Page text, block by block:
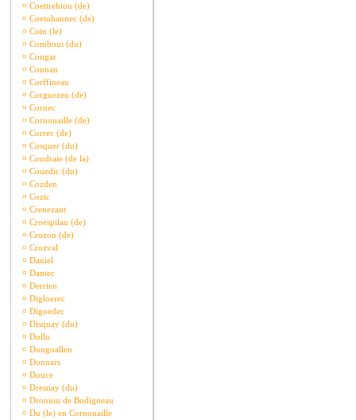
¤ Coettrehiou (de)
¤ Coetuhannec (de)
¤ Coin (le)
¤ Combout (du)
¤ Congar
¤ Connan
¤ Corffineau
¤ Corguezen (de)
¤ Cornec
¤ Cornouaille (de)
¤ Correc (de)
¤ Cosquer (du)
¤ Coudraie (de la)
¤ Couedic (du)
¤ Cozden
¤ Cozic
¤ Crenezant
¤ Croespilau (de)
¤ Crozon (de)
¤ Crozval
¤ Daniel
¤ Dantec
¤ Derrien
¤ Digloerec
¤ Digoedec
¤ Disquay (du)
¤ Dollo
¤ Dongoallen
¤ Donnars
¤ Douce
¤ Dresnay (du)
¤ Droniou de Bodigneau
¤ Du (le) en Cornouaille